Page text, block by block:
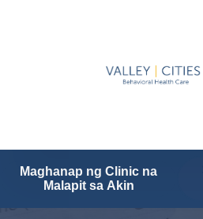
Maghanap ng Clinic na
Malapit sa Akin